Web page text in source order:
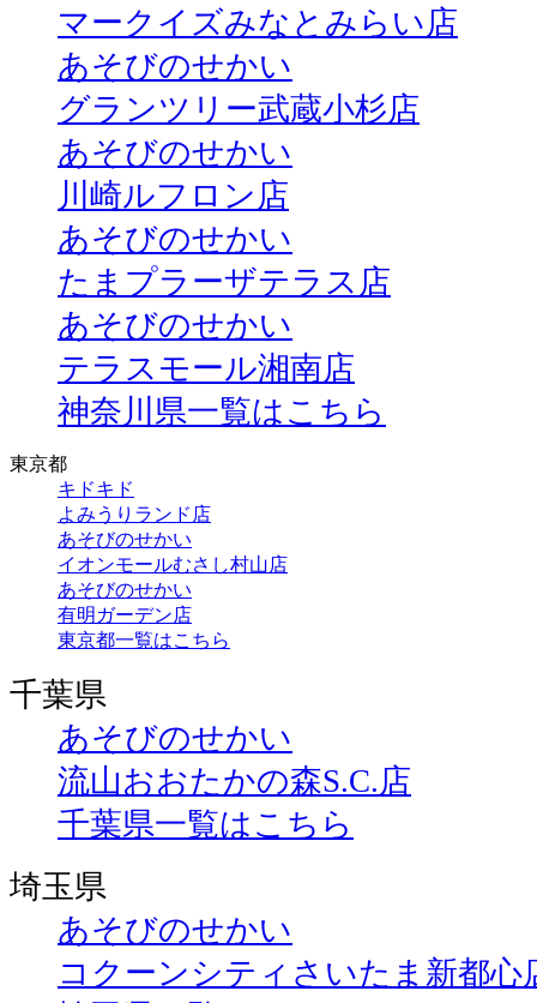
マークイズみなとみらい店
あそびのせかい
グランツリー武蔵小杉店
あそびのせかい
川崎ルフロン店
あそびのせかい
たまプラーザテラス店
あそびのせかい
テラスモール湘南店
神奈川県一覧はこちら
東京都
キドキド
よみうりランド店
あそびのせかい
イオンモールむさし村山店
あそびのせかい
有明ガーデン店
東京都一覧はこちら
千葉県
あそびのせかい
流山おおたかの森S.C.店
千葉県一覧はこちら
埼玉県
あそびのせかい
コクーンシティさいたま新都心